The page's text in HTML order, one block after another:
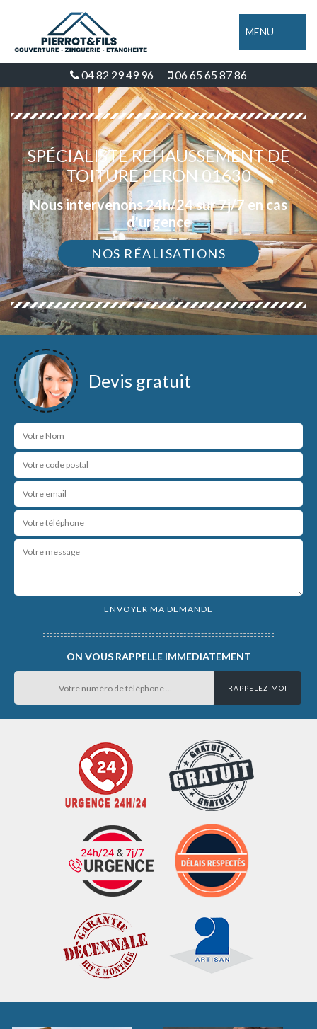
MENU
04 82 29 49 96 06 65 65 87 86
SPÉCIALISTE REHAUSSEMENT DE
TOITURE PERON 01630
Nous intervenons 24h/24 sur 7j/7 en cas
d'urgence
NOS RÉALISATIONS
Devis gratuit
ON VOUS RAPPELLE IMMEDIATEMENT